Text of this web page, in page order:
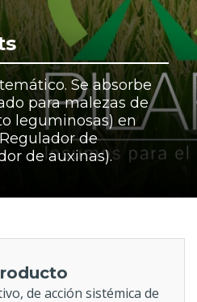
Se absorbe
para malezas de
leguminosas) en
de
de auxinas).
de acción sistémica de